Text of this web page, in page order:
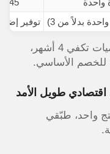
45 ريال دفعة واحدة
بدلاً من 3) توفير
خزّنتُ زبدة الجسم وزيت الأرغان بكميات تكفي 4 أشهر،
للخصم الأساسي.
واحد، طبّقي